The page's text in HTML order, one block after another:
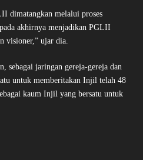
dimatangkan melalui proses
akhirnya menjadikan PGLII
visioner,” ujar dia.
sebagai jaringan gereja-gereja dan
untuk memberitakan Injil telah 48
kaum Injil yang bersatu untuk